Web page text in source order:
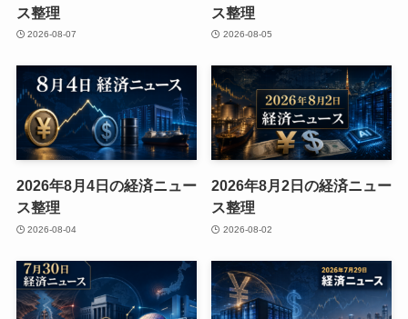
ス整理
2026-08-07
ス整理
2026-08-05
2026年8月4日の経済ニュー
ス整理
2026-08-04
2026年8月2日の経済ニュー
ス整理
2026-08-02